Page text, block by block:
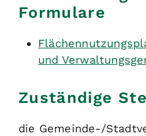
Formulare
und
Zuständige
die Gemeinde-/